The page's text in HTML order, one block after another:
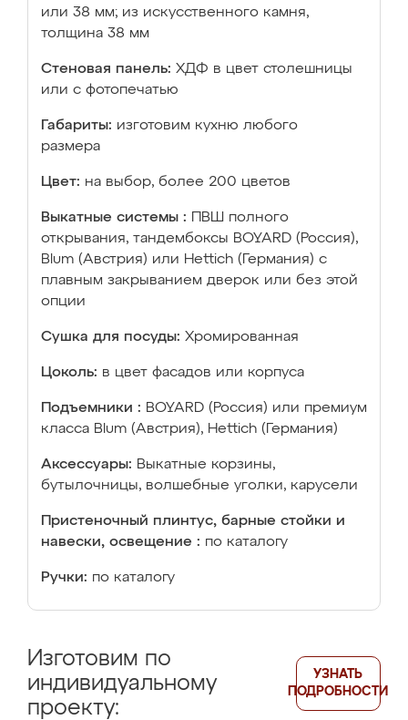
или 38 мм; из искусственного камня,
толщина 38 мм
Стеновая панель: ХДФ в цвет столешницы
или с фотопечатью
Габариты: изготовим кухню любого
размера
Цвет: на выбор, более 200 цветов
Выкатные системы :
ПВШ полного
открывания, тандембоксы BOYARD (Россия),
Blum (Австрия) или Hettich (Германия) с
плавным закрыванием дверок или без этой
опции
Сушка для посуды: Хромированная
Цоколь: в цвет фасадов или корпуса
Подъемники : BOYARD (Россия) или премиум
класса Blum (Австрия), Hettich (Германия)
Аксессуары: Выкатные корзины,
бутылочницы, волшебные уголки, карусели
Пристеночный плинтус, барные стойки и
навески, освещение : по каталогу
Ручки: по каталогу
Изготовим по
индивидуальному
проекту:
УЗНАТЬ
ПОДРОБНОСТИ